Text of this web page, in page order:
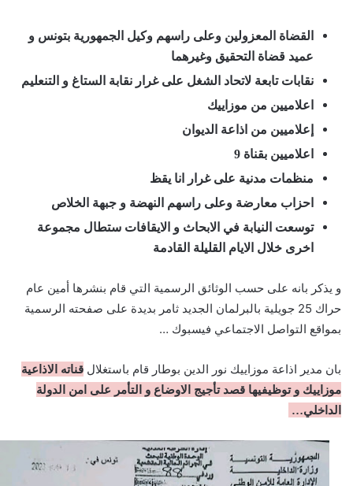
القضاة المعزولين وعلى راسهم وكيل الجمهورية بتونس و
عميد قضاة التحقيق وغيرهما
نقابات تابعة لاتحاد الشغل على غرار نقابة الستاغ و التنعليم
اعلاميين من موزاييك
إعلاميين من اذاعة الديوان
اعلاميين بقناة 9
منظمات مدنية على غرار انا يقظ
احزاب معارضة وعلى راسهم النهضة و جبهة الخلاص
توسعت النيابة في الابحاث و الايقافات ستطال مجموعة
اخرى خلال الايام القليلة القادمة
و يذكر بانه على حسب الوثائق الرسمية التي قام بنشرها أمين عام
حراك 25 جويلية بالبرلمان الجديد ثامر بديدة على صفحته الرسمية
بمواقع التواصل الاجتماعي فيسبوك …
بان مدير اذاعة موزاييك نور الدين بوطار قام باستغلال قناته الاذاعية
موزاييك و توظيفيها قصد تأجيج الاوضاع و التأمر على امن الدولة
الداخلي…